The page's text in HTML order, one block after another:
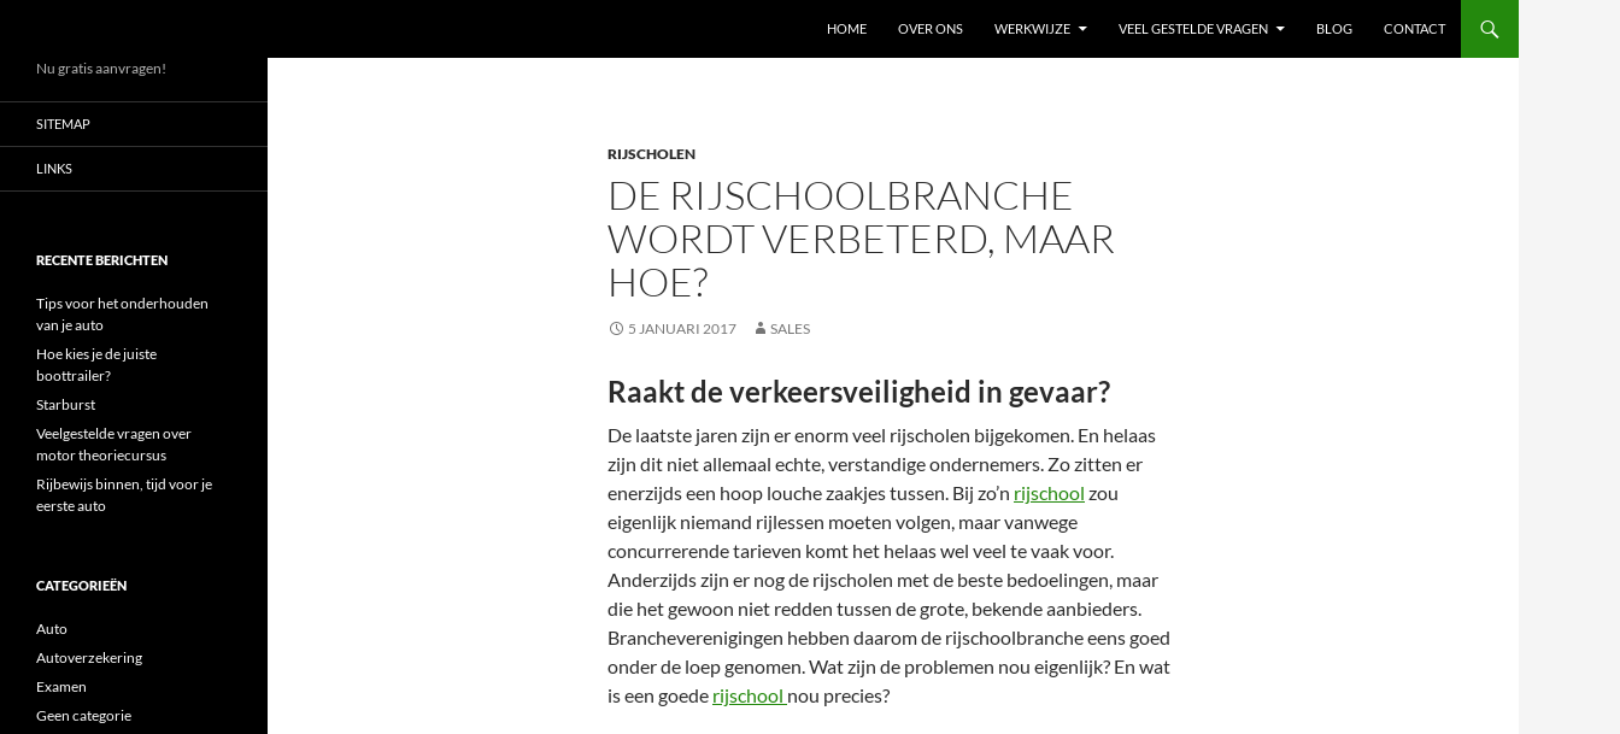
naar
HOME OVER ONS WERKWIJZE VEEL GESTELDE VRAGEN BLOG CONTACT
RIJSCHOLEN
DE RIJSCHOOLBRANCHE
WORDT VERBETERD, MAAR
HOE?
5 JANUARI 2017 SALES
Raakt de verkeersveiligheid in gevaar?
De laatste jaren zijn er enorm veel rijscholen bijgekomen. En helaas
zijn dit niet allemaal echte, verstandige ondernemers. Zo zitten er
enerzijds een hoop louche zaakjes tussen. Bij zo’n rijschool zou
eigenlijk niemand rijlessen moeten volgen, maar vanwege
concurrerende tarieven komt het helaas wel veel te vaak voor.
Anderzijds zijn er nog de rijscholen met de beste bedoelingen, maar
die het gewoon niet redden tussen de grote, bekende aanbieders.
Brancheverenigingen hebben daarom de rijschoolbranche eens goed
onder de loep genomen. Wat zijn de problemen nou eigenlijk? En wat
is een goede rijschool nou precies?
Nu gratis aanvragen!
SITEMAP
LINKS
RECENTE BERICHTEN
Tips voor het onderhouden
van je auto
Hoe kies je de juiste
boottrailer?
Starburst
Veelgestelde vragen over
motor theoriecursus
Rijbewijs binnen, tijd voor je
eerste auto
CATEGORIEËN
Auto
Autoverzekering
Examen
Geen categorie